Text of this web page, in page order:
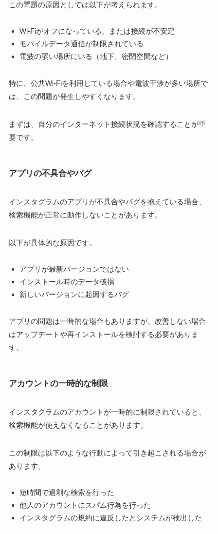
この問題の原因としては以下が考えられます。
Wi-Fiがオフになっている、または接続が不安定
モバイルデータ通信が制限されている
電波の弱い場所にいる（地下、密閉空間など）
特に、公共Wi-Fiを利用している場合や電波干渉が多い場所で
は、この問題が発生しやすくなります。
まずは、自分のインターネット接続状況を確認することが重
要です。
アプリの不具合やバグ
インスタグラムのアプリが不具合やバグを抱えている場合、
検索機能が正常に動作しないことがあります。
以下が具体的な原因です。
アプリが最新バージョンではない
インストール時のデータ破損
新しいバージョンに起因するバグ
アプリの問題は一時的な場合もありますが、改善しない場合
はアップデートや再インストールを検討する必要がありま
す。
アカウントの一時的な制限
インスタグラムのアカウントが一時的に制限されていると、
検索機能が使えなくなることがあります。
この制限は以下のような行動によって引き起こされる場合が
あります。
短時間で過剰な検索を行った
他人のアカウントにスパム行為を行った
インスタグラムの規約に違反したとシステムが検出した